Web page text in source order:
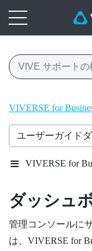
VIVERSE for
ユーザーガイド
VIVERSE for
ダッシュ
管理コンソールに
は、 VIVERSE for